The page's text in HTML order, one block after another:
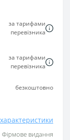
характеристики
Фірмове видання
за тарифами
перевізника
за тарифами
перевізника
безкоштовно